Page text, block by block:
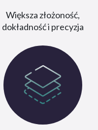
Większa złożoność,
dokładność i precyzja